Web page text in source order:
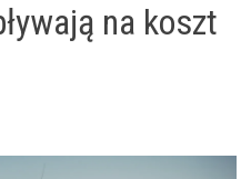
na koszt